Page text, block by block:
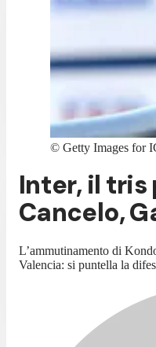
© Getty Images for
Inter, il tris
Cancelo,
L’ammutinamento di
Valencia: si puntella la